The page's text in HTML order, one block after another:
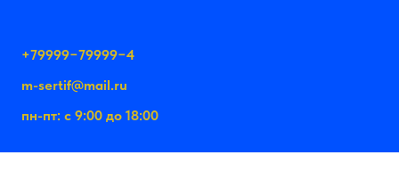
+79999−79999−4
m-sertif@mail.ru
пн-пт: с 9:00 до 18:00